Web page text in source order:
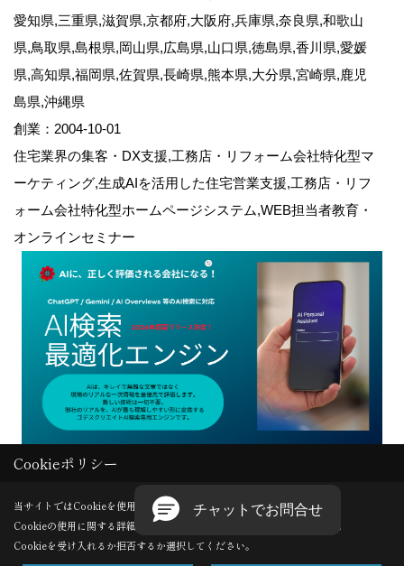
愛知県,三重県,滋賀県,京都府,大阪府,兵庫県,奈良県,和歌山
県,鳥取県,島根県,岡山県,広島県,山口県,徳島県,香川県,愛媛
県,高知県,福岡県,佐賀県,長崎県,熊本県,大分県,宮崎県,鹿児
島県,沖縄県
創業：2004-10-01
住宅業界の集客・DX支援,工務店・リフォーム会社特化型マ
ーケティング,生成AIを活用した住宅営業支援,工務店・リフ
ォーム会社特化型ホームページシステム,WEB担当者教育・
オンラインセミナー
Copyright (c) GODDESS CREATE. All Rights Reserved.
Produced byゴデスクリエイト
Cookieポリシー
当サイトではCookieを使用します。
Cookieの使用に関する詳細は 「プライバシーポリシー
」をご覧ください。
Cookieを受け入れるか拒否するか選択してください。